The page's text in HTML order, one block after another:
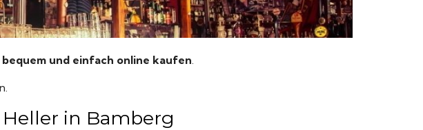
und einfach online kaufen.
in Bamberg